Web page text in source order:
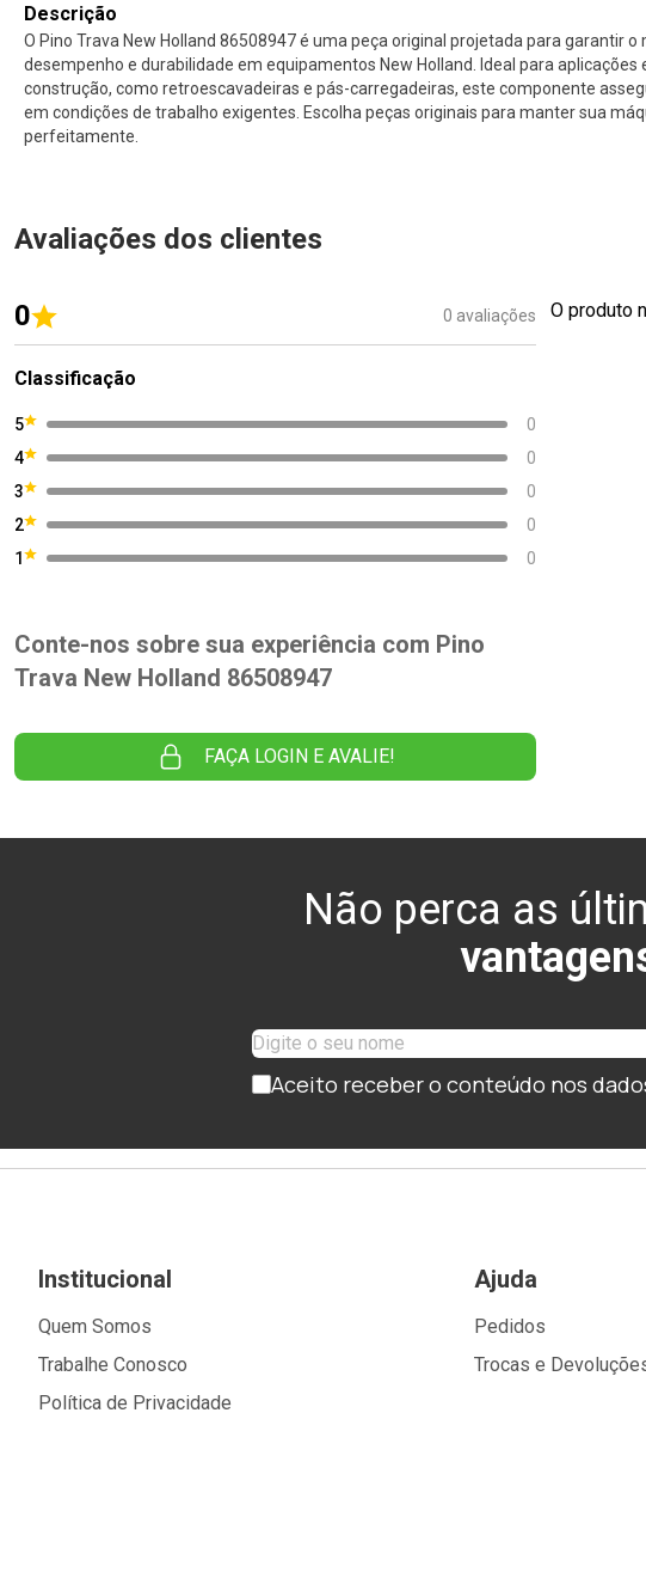
Descrição
O Pino Trava New Holland 86508947 é uma peça original projetada para garantir o
desempenho e durabilidade em equipamentos New Holland. Ideal para aplicações
construção, como retroescavadeiras e pás-carregadeiras, este componente
em condições de trabalho exigentes. Escolha peças originais para manter sua
perfeitamente.
Avaliações dos clientes
0 0 avaliações
Classificação
5
0
4
0
3
0
2
0
1
0
Conte-nos sobre sua experiência com Pino
Trava New Holland 86508947
FAÇA LOGIN E AVALIE!
O produto
Não perca as
Aceito receber o conteúdo nos
Institucional
Quem Somos
Trabalhe Conosco
Política de Privacidade
Ajuda
Pedidos
Trocas e